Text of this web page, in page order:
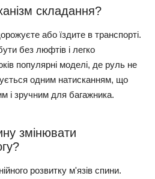
складання?
або їздите в транспорті.
без люфтів і легко
популярні моделі, де руль не
одним натисканням, що
і зручним для багажника.
змінювати
розвитку м'язів спини.